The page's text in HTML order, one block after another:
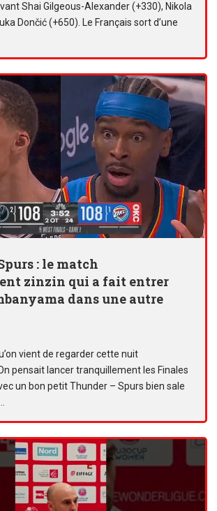
Shai Gilgeous-Alexander (+330), Nikola
Dončić (+650). Le Français sort d’une
: le match
zinzin qui a fait entrer
dans une autre
vient de regarder cette nuit
pensait lancer tranquillement les Finales
un bon petit Thunder – Spurs bien sale